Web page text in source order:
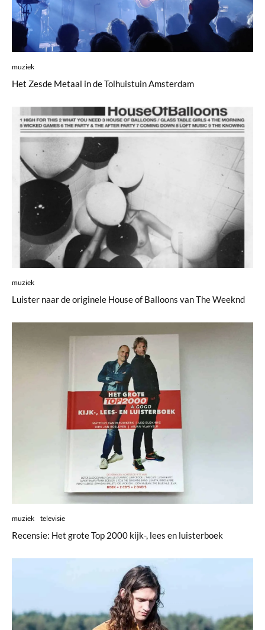
muziek
Het Zesde Metaal in de Tolhuistuin Amsterdam
muziek
Luister naar de originele House of Balloons van The Weeknd
muziek televisie
Recensie: Het grote Top 2000 kijk-, lees en luisterboek